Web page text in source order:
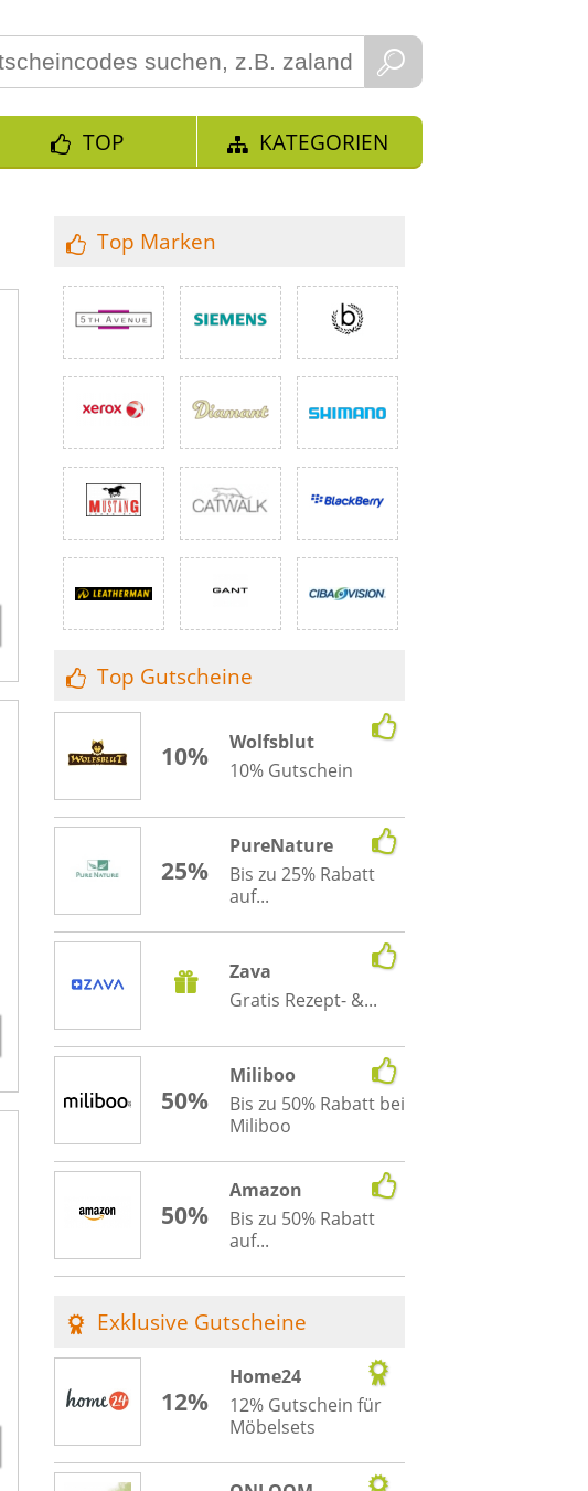
TOP KATEGORIEN
Top Marken
Top Gutscheine
10%
Wolfsblut
10% Gutschein
25%
PureNature
Bis zu 25% Rabatt
auf...
Zava
Gratis Rezept- &...
50%
Miliboo
Bis zu 50% Rabatt bei
Miliboo
50%
Amazon
Bis zu 50% Rabatt
auf...
Exklusive Gutscheine
12%
Home24
12% Gutschein für
Möbelsets